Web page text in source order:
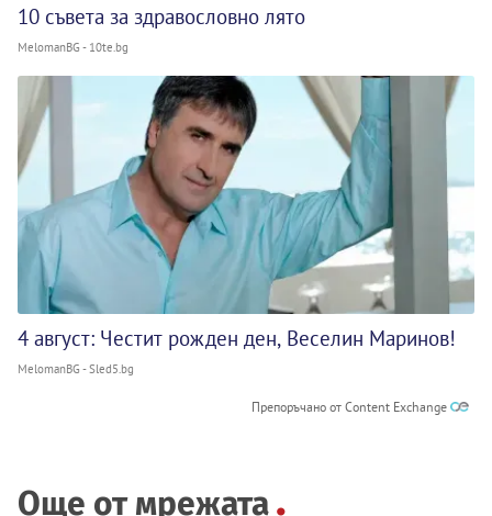
10 съвета за здравословно лято
MelomanBG - 10te.bg
4 август: Честит рожден ден, Веселин Маринов!
MelomanBG - Sled5.bg
Препоръчано от Content Exchange
Още от мрежата